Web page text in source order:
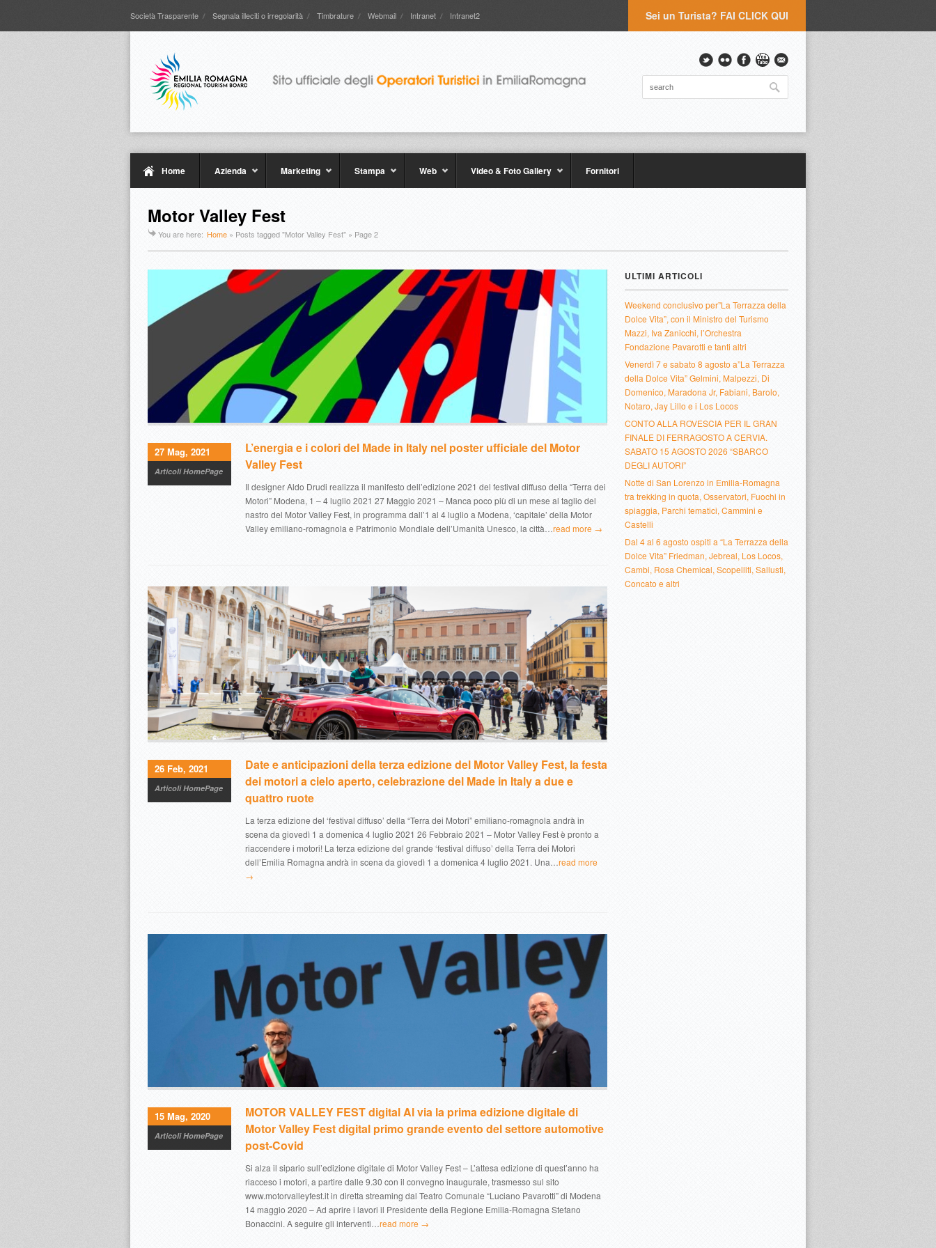
Sei un Turista? FAI CLICK QUI
Società Trasparente Segnala illeciti o irregolarità Timbrature Webmail Intranet Intranet2
Home Azienda Marketing Stampa Web Video & Foto Gallery Fornitori
Motor Valley Fest
You are here: Home » Posts tagged "Motor Valley Fest" » Page 2
L’energia e i colori del Made in Italy nel poster ufficiale del Motor
Valley Fest
Il designer Aldo Drudi realizza il manifesto dell’edizione 2021 del festival diffuso della “Terra dei
Motori” Modena, 1 – 4 luglio 2021 27 Maggio 2021 – Manca poco più di un mese al taglio del
nastro del Motor Valley Fest, in programma dall’1 al 4 luglio a Modena, ‘capitale’ della Motor
Valley emiliano-romagnola e Patrimonio Mondiale dell’Umanità Unesco, la città…read more →
27 Mag, 2021
Articoli HomePage
Date e anticipazioni della terza edizione del Motor Valley Fest, la festa
dei motori a cielo aperto, celebrazione del Made in Italy a due e
quattro ruote
La terza edizione del ‘festival diffuso’ della “Terra dei Motori” emiliano-romagnola andrà in
scena da giovedì 1 a domenica 4 luglio 2021 26 Febbraio 2021 – Motor Valley Fest è pronto a
riaccendere i motori! La terza edizione del grande ‘festival diffuso’ della Terra dei Motori
dell’Emilia Romagna andrà in scena da giovedì 1 a domenica 4 luglio 2021. Una…read more
→
26 Feb, 2021
Articoli HomePage
MOTOR VALLEY FEST digital Al via la prima edizione digitale di
Motor Valley Fest digital primo grande evento del settore automotive
post-Covid
Si alza il sipario sull’edizione digitale di Motor Valley Fest – L’attesa edizione di quest’anno ha
riacceso i motori, a partire dalle 9.30 con il convegno inaugurale, trasmesso sul sito
www.motorvalleyfest.it in diretta streaming dal Teatro Comunale “Luciano Pavarotti” di Modena
14 maggio 2020 – Ad aprire i lavori il Presidente della Regione Emilia-Romagna Stefano
Bonaccini. A seguire gli interventi…read more →
15 Mag, 2020
Articoli HomePage
ULTIMI ARTICOLI
Weekend conclusivo per”La Terrazza della
Dolce Vita”, con il Ministro del Turismo
Mazzi, Iva Zanicchi, l’Orchestra
Fondazione Pavarotti e tanti altri
Venerdì 7 e sabato 8 agosto a”La Terrazza
della Dolce Vita” Gelmini, Malpezzi, Di
Domenico, Maradona Jr, Fabiani, Barolo,
Notaro, Jay Lillo e i Los Locos
CONTO ALLA ROVESCIA PER IL GRAN
FINALE DI FERRAGOSTO A CERVIA.
SABATO 15 AGOSTO 2026 “SBARCO
DEGLI AUTORI”
Notte di San Lorenzo in Emilia-Romagna
tra trekking in quota, Osservatori, Fuochi in
spiaggia, Parchi tematici, Cammini e
Castelli
Dal 4 al 6 agosto ospiti a “La Terrazza della
Dolce Vita” Friedman, Jebreal, Los Locos,
Cambi, Rosa Chemical, Scopelliti, Sallusti,
Concato e altri